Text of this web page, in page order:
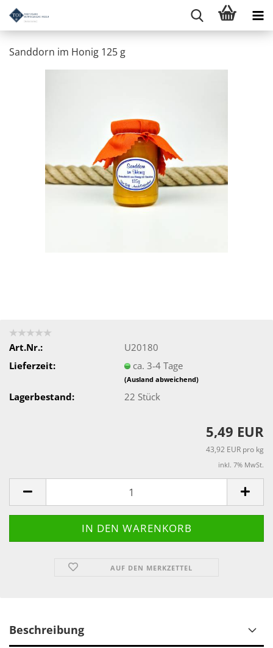
Sanddorn im Honig 125 g
Art.Nr.:
U20180
Lieferzeit:
ca. 3-4 Tage
(Ausland abweichend)
Lagerbestand: 22 Stück
5,49 EUR
43,92 EUR pro kg
inkl. 7% MwSt.
AUF DEN MERKZETTEL
Beschreibung